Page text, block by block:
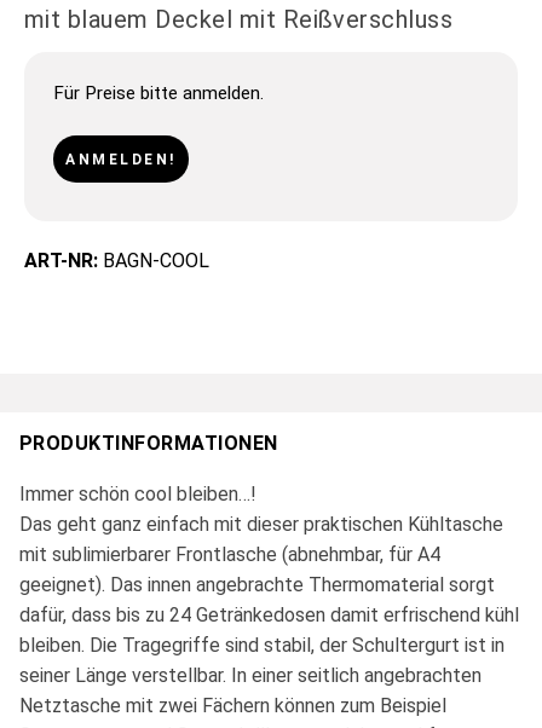
mit blauem Deckel mit Reißverschluss
Für Preise bitte anmelden.
ANMELDEN!
ART-NR: BAGN-COOL
PRODUKTINFORMATIONEN
Immer schön cool bleiben…!
Das geht ganz einfach mit dieser praktischen Kühltasche
mit sublimierbarer Frontlasche (abnehmbar, für A4
geeignet). Das innen angebrachte Thermomaterial sorgt
dafür, dass bis zu 24 Getränkedosen damit erfrischend kühl
bleiben. Die Tragegriffe sind stabil, der Schultergurt ist in
seiner Länge verstellbar. In einer seitlich angebrachten
Netztasche mit zwei Fächern können zum Beispiel